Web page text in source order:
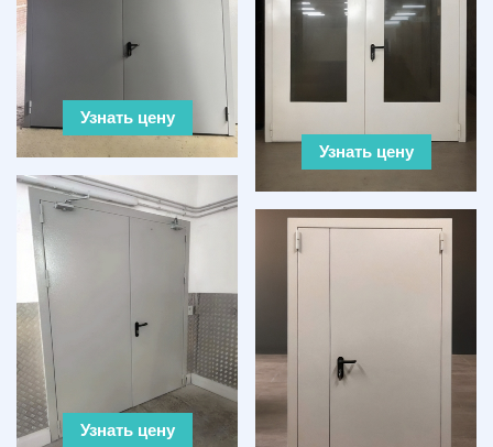
Узнать цену
Узнать цену
Узнать цену